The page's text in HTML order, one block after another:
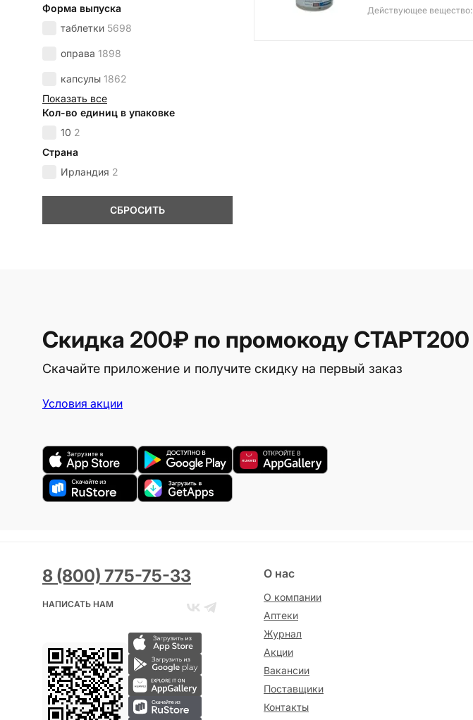
Форма выпуска
таблетки 5698
оправа 1898
капсулы 1862
Показать все
Кол-во единиц в упаковке
10 2
Страна
Ирландия 2
СБРОСИТЬ
Действующее вещество:
Скидка 200₽ по промокоду СТАРТ200
Скачайте приложение и получите скидку на первый заказ
Условия акции
8 (800) 775-75-33
НАПИСАТЬ НАМ
О нас
О компании
Аптеки
Журнал
Акции
Вакансии
Поставщики
Контакты